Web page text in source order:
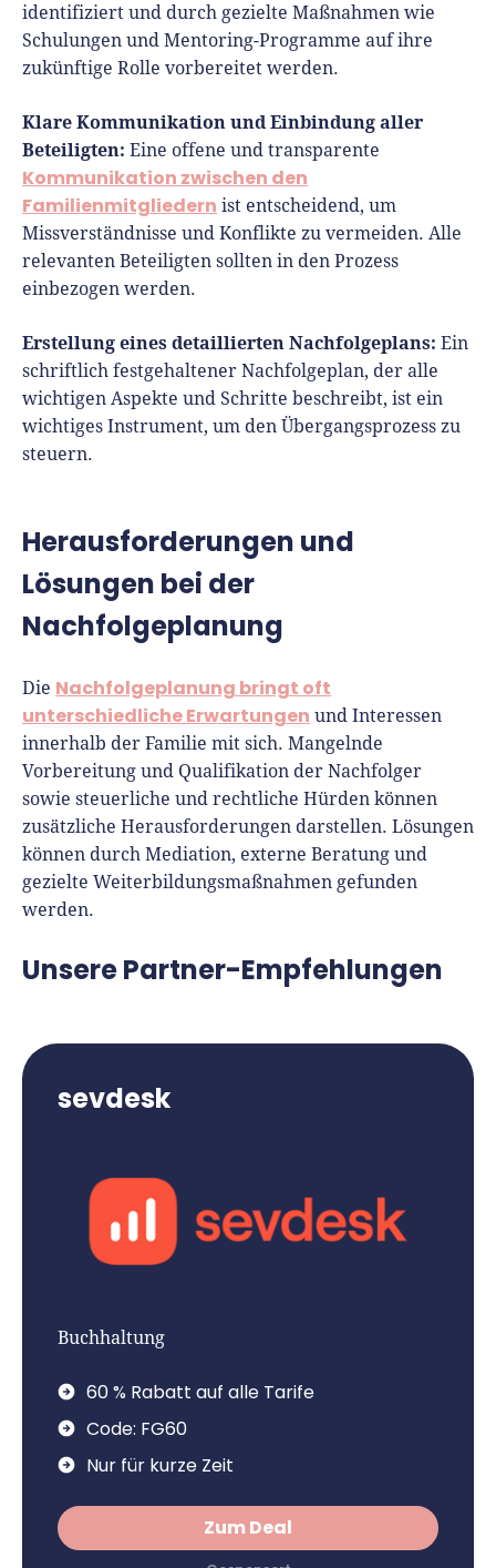
identifiziert und durch gezielte Maßnahmen wie
Schulungen und Mentoring-Programme auf ihre
zukünftige Rolle vorbereitet werden.
Klare Kommunikation und Einbindung aller
Beteiligten: Eine offene und transparente
Kommunikation zwischen den
Familienmitgliedern ist entscheidend, um
Missverständnisse und Konflikte zu vermeiden. Alle
relevanten Beteiligten sollten in den Prozess
einbezogen werden.
Erstellung eines detaillierten Nachfolgeplans: Ein
schriftlich festgehaltener Nachfolgeplan, der alle
wichtigen Aspekte und Schritte beschreibt, ist ein
wichtiges Instrument, um den Übergangsprozess zu
steuern.
Herausforderungen und
Lösungen bei der
Nachfolgeplanung
Die Nachfolgeplanung bringt oft
unterschiedliche Erwartungen und Interessen
innerhalb der Familie mit sich. Mangelnde
Vorbereitung und Qualifikation der Nachfolger
sowie steuerliche und rechtliche Hürden können
zusätzliche Herausforderungen darstellen. Lösungen
können durch Mediation, externe Beratung und
gezielte Weiterbildungsmaßnahmen gefunden
werden.
Unsere Partner-Empfehlungen
sevdesk
Buchhaltung
60 % Rabatt auf alle Tarife
Code: FG60
Nur für kurze Zeit
Zum Deal